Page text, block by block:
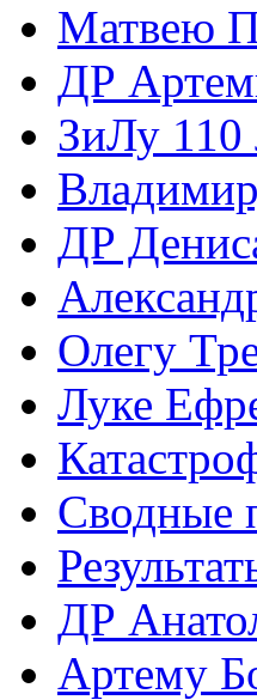
Матвею
ДР
ЗиЛу 110
ДР
Олегу
Луке
Сводные
ДР
Артему